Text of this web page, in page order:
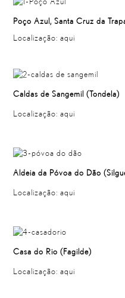
Poço Azul,Santa Cruz da
Localização:aqui
Caldas de Sangemil (Tondela)
Localização:aqui
Aldeia da Póvoa do Dão (
Localização:aqui
Casa do Rio (Fagilde)
Localização:aqui